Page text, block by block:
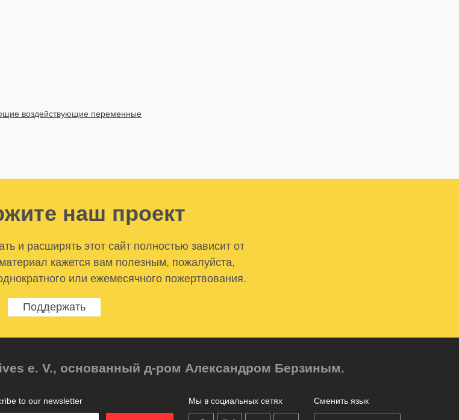
воздействующие переменные
наш проект
и расширять этот сайт полностью зависит от
кажется вам полезным, пожалуйста,
или ежемесячного пожертвования.
Поддержать
e. V., основанный д-ром Александром Берзиным.
Сменить язык
Мы в социальных сетях
on
on on
to our newsletter